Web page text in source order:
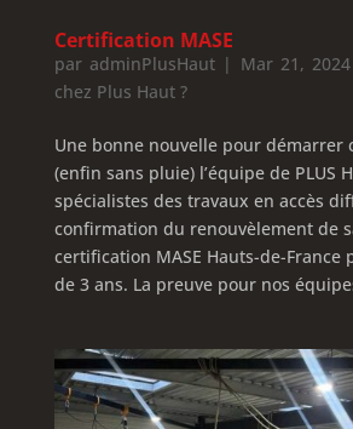
Certification MASE
par adminPlusHaut | Mar 21, 2024
chez Plus Haut ?
Une bonne nouvelle pour démarrer
(enfin sans pluie) l’équipe de PLUS
spécialistes des travaux en accès
confirmation du renouvèlement de
certification MASE Hauts-de-France
de 3 ans. La preuve pour nos